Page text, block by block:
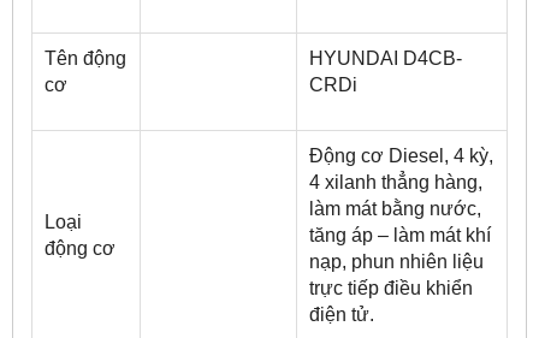
Tên động
cơ
HYUNDAI D4CB-
CRDi
Loại
động cơ
Động cơ Diesel, 4 kỳ,
4 xilanh thẳng hàng,
làm mát bằng nước,
tăng áp – làm mát khí
nạp, phun nhiên liệu
trực tiếp điều khiển
điện tử.